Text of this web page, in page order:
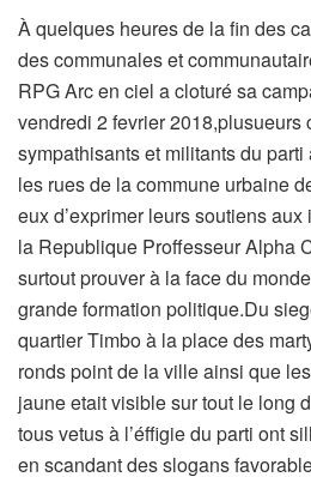
À quelques heures de la fin des
des communales et
RPG Arc en ciel a cloturé sa
vendredi 2 fevrier 2018,plusueurs
sympathisants et militants du
les rues de la commune urbaine
eux d’exprimer leurs soutiens
la Republique Proffesseur Alpha
surtout prouver à la face du
grande formation politique.Du
quartier Timbo à la place des
ronds point de la ville ainsi que
jaune etait visible sur tout le long
tous vetus à l’éffigie du parti ont
en scandant des slogans